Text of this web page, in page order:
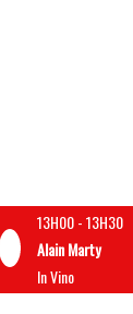
13H00-13H30
Alain Marty
In Vino